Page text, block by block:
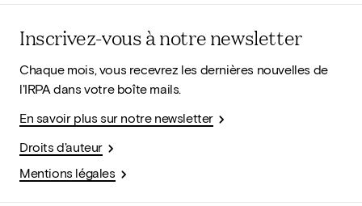
Inscrivez-vous à notre newsletter
Chaque mois, vous recevrez les dernières nouvelles de
l'IRPA dans votre boîte mails.
En savoir plus sur notre newsletter
Droits d'auteur
Mentions légales